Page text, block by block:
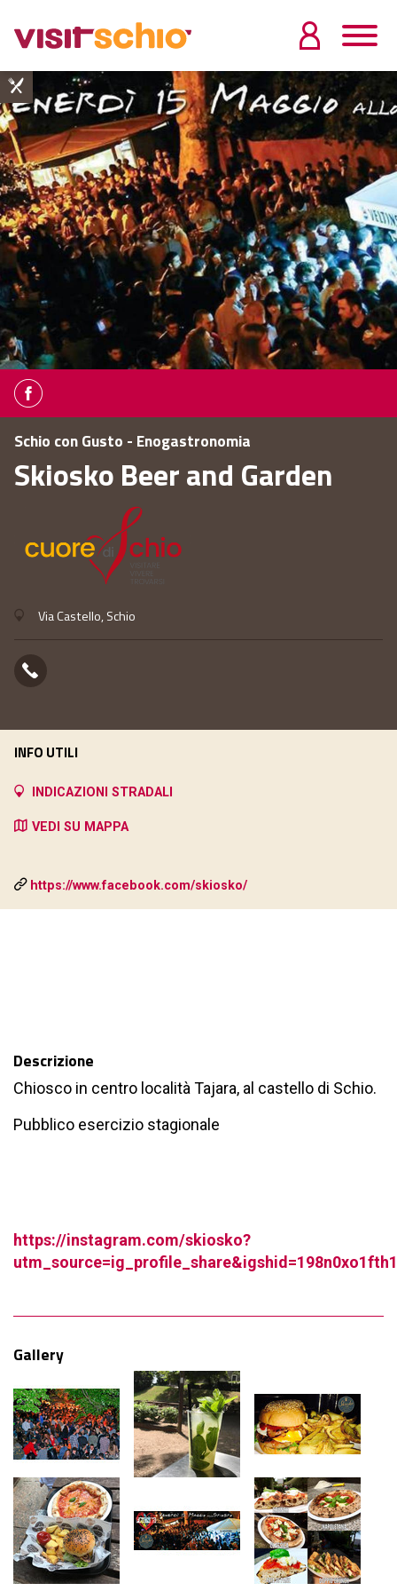
Schio con Gusto - Enogastronomia
Skiosko Beer and Garden
Via Castello, Schio
Descrizione
Chiosco in centro località Tajara, al castello di Schio.
Pubblico esercizio stagionale
https://instagram.com/skiosko?
Gallery
INFO UTILI
INDICAZIONI STRADALI
VEDI SU MAPPA
https://www.facebook.com/skiosko/